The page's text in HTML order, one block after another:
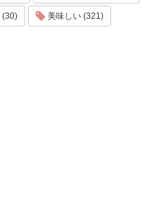
(30) 美味しい (321)